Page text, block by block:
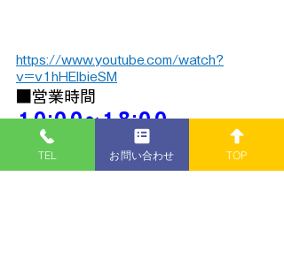
https://www.youtube.com/watch?
v=v1hHEIbieSM
■営業時間
１０:００～１８:００
■定休日
・火曜日
TEL お問い合わせ TOP